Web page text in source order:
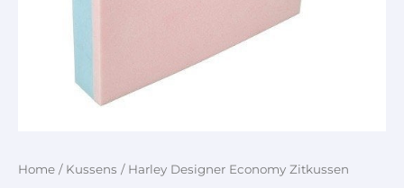
Home / Kussens / Harley Designer Economy Zitkussen